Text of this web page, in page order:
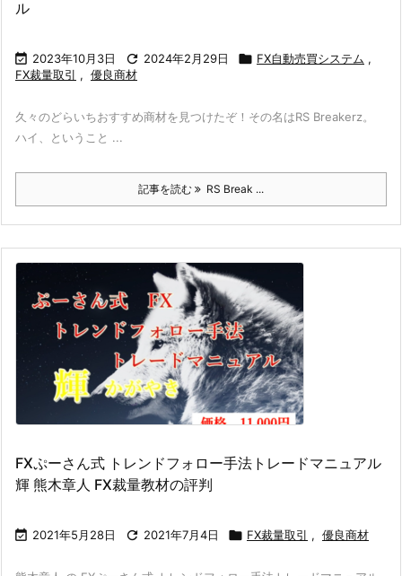
ル
 2023年10月3日  2024年2月29日  FX自動売買システム ,
FX裁量取引 , 優良商材
久々のどらいちおすすめ商材を見つけたぞ！その名はRS Breakerz。
ハイ、ということ ...
記事を読む RS Break ...
FXぷーさん式 トレンドフォロー手法トレードマニュアル
輝 熊木章人 FX裁量教材の評判
 2021年5月28日  2021年7月4日  FX裁量取引 , 優良商材